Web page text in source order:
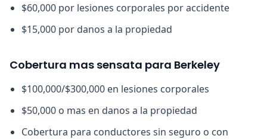
$60,000 por lesiones corporales por accidente
$15,000 por danos a la propiedad
Cobertura mas sensata para Berkeley
$100,000/$300,000 en lesiones corporales
$50,000 o mas en danos a la propiedad
Cobertura para conductores sin seguro o con